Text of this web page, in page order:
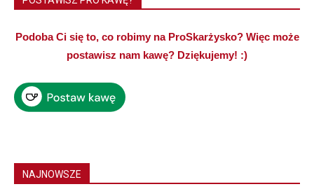
Podoba Ci się to, co robimy na ProSkarżysko? Więc może
postawisz nam kawę? Dziękujemy! :)
NAJNOWSZE